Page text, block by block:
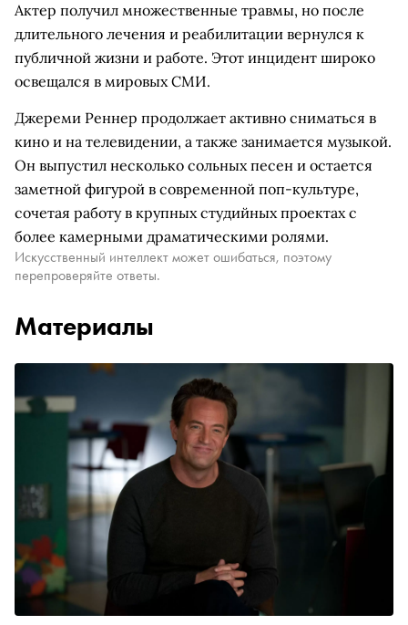
Актер получил множественные травмы, но после
длительного лечения и реабилитации вернулся к
публичной жизни и работе. Этот инцидент широко
освещался в мировых СМИ.
Джереми Реннер продолжает активно сниматься в
кино и на телевидении, а также занимается музыкой.
Он выпустил несколько сольных песен и остается
заметной фигурой в современной поп-культуре,
сочетая работу в крупных студийных проектах с
более камерными драматическими ролями.
Искусственный интеллект может ошибаться, поэтому
перепроверяйте ответы.
Материалы